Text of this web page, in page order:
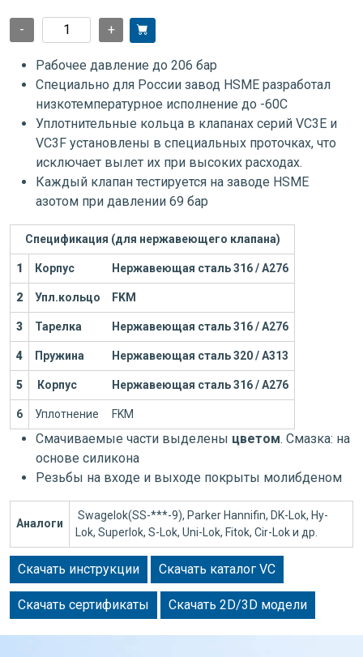
- +
Рабочее давление до 206 бар
Специально для России завод HSME разработал
низкотемпературное исполнение до -60С
Уплотнительные кольца в клапанах серий VC3E и
VC3F установлены в специальных проточках, что
исключает вылет их при высоких расходах.
Каждый клапан тестируется на заводе HSME
азотом при давлении 69 бар
Спецификация (для нержавеющего клапана)
1 Корпус Нержавеющая сталь 316 / А276
2 Упл.кольцо FKM
3 Тарелка Нержавеющая сталь 316 / А276
4 Пружина Нержавеющая сталь 320 / А313
5 Корпус Нержавеющая сталь 316 / А276
6 Уплотнение FKM
Смачиваемые части выделены цветом. Смазка: на
основе силикона
Резьбы на входе и выходе покрыты молибденом
Аналоги
Swagelok(SS-***-9), Parker Hannifin, DK-Lok, Hy-
Lok, Superlok, S-Lok, Uni-Lok, Fitok, Cir-Lok и др.
Скачать инструкции Скачать каталог VC
Скачать сертификаты Скачать 2D/3D модели